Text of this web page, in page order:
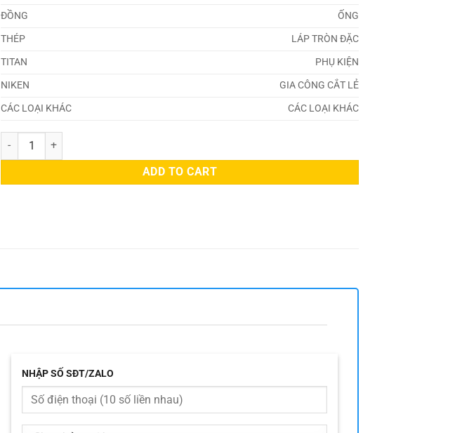
ĐỒNG
ỐNG
THÉP
LÁP TRÒN ĐẶC
TITAN
PHỤ KIỆN
NIKEN
GIA CÔNG CẮT LẺ
CÁC LOẠI KHÁC
CÁC LOẠI KHÁC
Thép W6Mo5Cr4V2 Thép Tiêu Chuẩn GB - Trung Quốc quantity
ADD TO CART
NHẬP SỐ SĐT/ZALO